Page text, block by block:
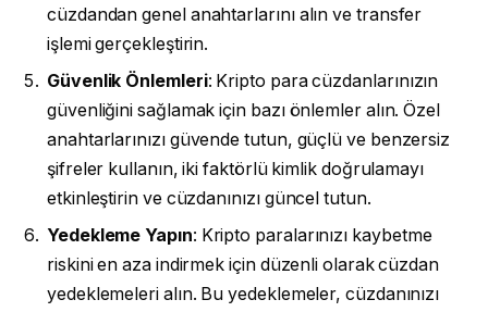
cüzdandan genel anahtarlarını alın ve transfer
işlemi gerçekleştirin.
Güvenlik Önlemleri: Kripto para cüzdanlarınızın
güvenliğini sağlamak için bazı önlemler alın. Özel
anahtarlarınızı güvende tutun, güçlü ve benzersiz
şifreler kullanın, iki faktörlü kimlik doğrulamayı
etkinleştirin ve cüzdanınızı güncel tutun.
Yedekleme Yapın: Kripto paralarınızı kaybetme
riskini en aza indirmek için düzenli olarak cüzdan
yedeklemeleri alın. Bu yedeklemeler, cüzdanınızı